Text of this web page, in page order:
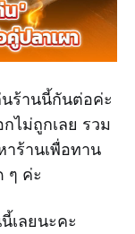
ร้านนี้กันต่อค่ะ
ไม่ถูกเลย รวม
ร้านเพื่อทาน
ๆ ค่ะ
เลยนะคะ